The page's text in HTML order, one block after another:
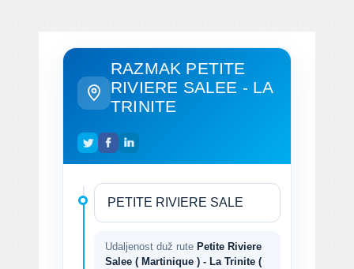
RAZMAK PETITE
RIVIERE SALEE - LA
TRINITE
Udaljenost duž rute Petite Riviere
Salee ( Martinique ) - La Trinite (